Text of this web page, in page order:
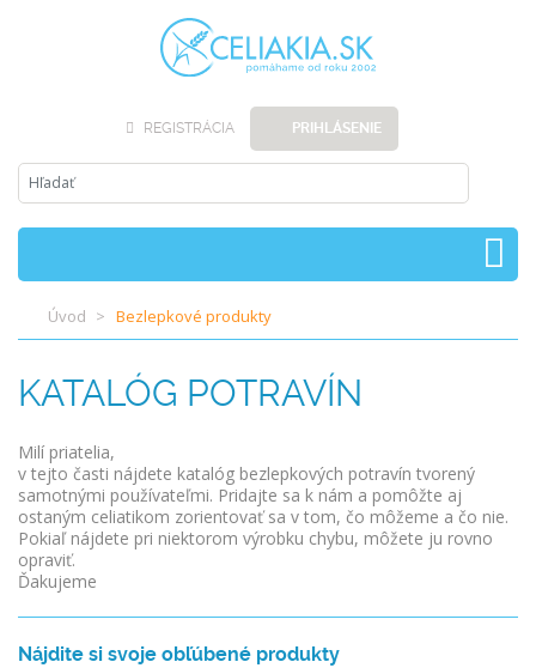
REGISTRÁCIA PRIHLÁSENIE
Úvod Bezlepkové produkty
KATALÓG POTRAVÍN
Milí priatelia,
v tejto časti nájdete katalóg bezlepkových potravín tvorený
samotnými používateľmi. Pridajte sa k nám a pomôžte aj
ostaným celiatikom zorientovať sa v tom, čo môžeme a čo nie.
Pokiaľ nájdete pri niektorom výrobku chybu, môžete ju rovno
opraviť.
Ďakujeme
Nájdite si svoje obľúbené produkty